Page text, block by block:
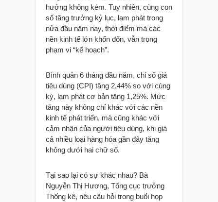
hưởng không kém. Tuy nhiên, cùng con
số tăng trưởng kỷ lục, lạm phát trong
nửa đầu năm nay, thời điểm mà các
nền kinh tế lớn khốn đốn, vẫn trong
phạm vi “kế hoạch”.
Bình quân 6 tháng đầu năm, chỉ số giá
tiêu dùng (CPI) tăng 2,44% so với cùng
kỳ, lạm phát cơ bản tăng 1,25%. Mức
tăng này không chỉ khác với các nền
kinh tế phát triển, mà cũng khác với
cảm nhận của người tiêu dùng, khi giá
cả nhiều loại hàng hóa gần đây tăng
không dưới hai chữ số.
Tại sao lại có sự khác nhau? Bà
Nguyễn Thị Hương, Tổng cục trưởng
Thống kê, nêu câu hỏi trong buổi họp